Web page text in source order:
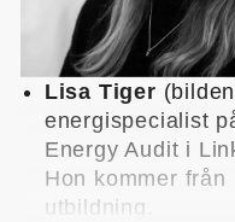
Lisa Tiger
energispecialist
Energy Audit i
Hon kommer från
utbildning.